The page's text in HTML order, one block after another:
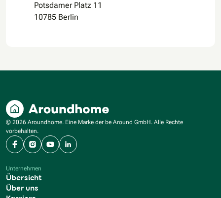
Potsdamer Platz 11
10785 Berlin
© 2026 Aroundhome. Eine Marke der be Around GmbH. Alle Rechte
vorbehalten.
FacebookInstagram
YouTubeLinkedIn
Unternehmen
Übersicht
Über uns